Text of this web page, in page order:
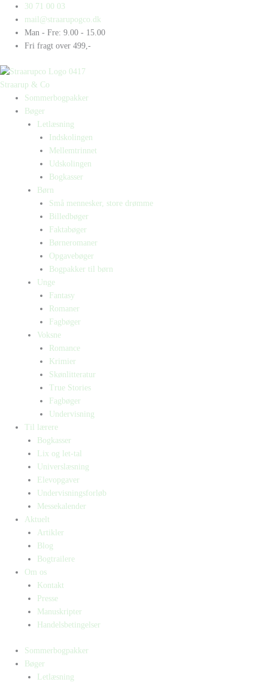
indholdet
30 71 00 03
mail@straarupogco.dk
Man - Fre: 9.00 - 15.00
Fri fragt over 499,-
Straarup & Co
Sommerbogpakker
Bøger
Letlæsning
Indskolingen
Mellemtrinnet
Udskolingen
Bogkasser
Børn
Små mennesker, store drømme
Billedbøger
Faktabøger
Børneromaner
Opgavebøger
Bogpakker til børn
Unge
Fantasy
Romaner
Fagbøger
Voksne
Romance
Krimier
Skønlitteratur
True Stories
Fagbøger
Undervisning
Til lærere
Bogkasser
Lix og let-tal
Universlæsning
Elevopgaver
Undervisningsforløb
Messekalender
Aktuelt
Artikler
Blog
Bogtrailere
Om os
Kontakt
Presse
Manuskripter
Handelsbetingelser
Sommerbogpakker
Bøger
Letlæsning
Products
search
Products
search